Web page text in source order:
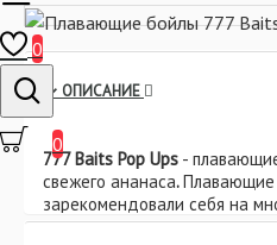
0
0
ОПИСАНИЕ
777 Baits Pop Ups -
свежего ананаса.Плавающие
зарекомендовали себя на
как самостоятельная